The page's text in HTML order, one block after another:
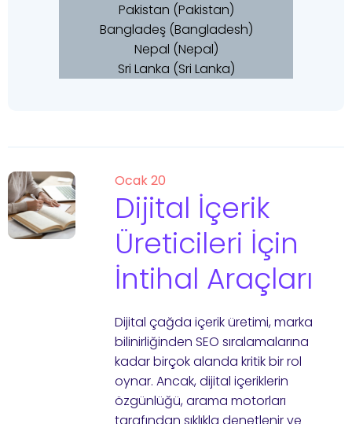
Pakistan (Pakistan)
Bangladeş (Bangladesh)
Nepal (Nepal)
Sri Lanka (Sri Lanka)
Ocak 20
Dijital İçerik
Üreticileri İçin
İntihal Araçları
Dijital çağda içerik üretimi, marka
bilinirliğinden SEO sıralamalarına
kadar birçok alanda kritik bir rol
oynar. Ancak, dijital içeriklerin
özgünlüğü, arama motorları